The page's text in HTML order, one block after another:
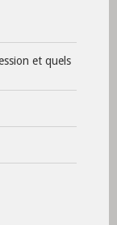
et quels